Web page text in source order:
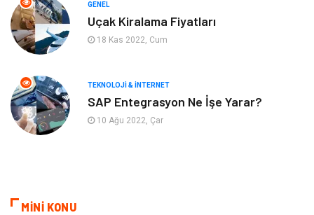
Organizasyon
Astroloji Aksesuar
Mobilya diş sağlığı
Bebek Giyim
GENEL
Uçak Kiralama Fiyatları
18 Kas 2022, Cum
TEKNOLOJI & İNTERNET
SAP Entegrasyon Ne İşe Yarar?
10 Ağu 2022, Çar
MİNİ KONU